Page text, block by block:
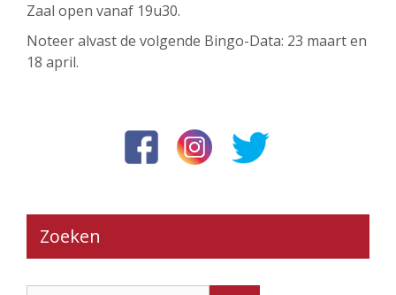
Zaal open vanaf 19u30.
Noteer alvast de volgende Bingo-Data: 23 maart en
18 april.
Zoeken